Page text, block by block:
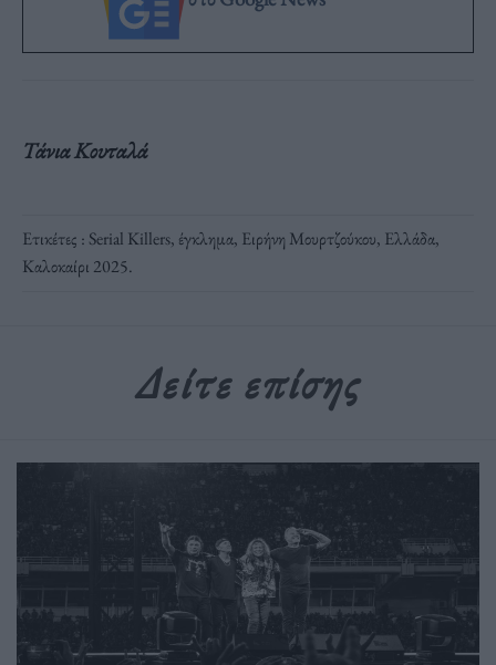
Τάνια Κουταλά
Ετικέτες : Serial Killers, έγκλημα, Ειρήνη Μουρτζούκου, Ελλάδα,
Καλοκαίρι 2025.
Δείτε επίσης